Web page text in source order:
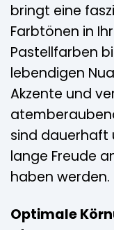
bringt eine
Farbtönen in
Pastellfarben
lebendigen
Akzente und
sind dauerhaft
lange Freude
haben werden.
Optimale